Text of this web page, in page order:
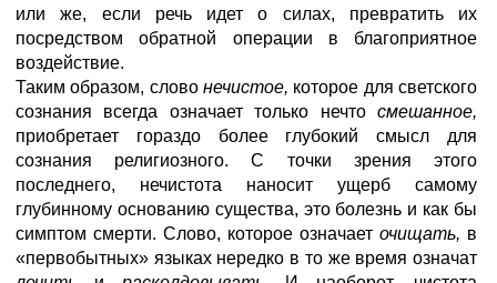
или же, если речь идет о силах, превратить их
посредством обратной операции в благоприятное
воздействие.
Таким образом, слово нечистое, которое для светского
сознания всегда означает только нечто смешанное,
приобретает гораздо более глубокий смысл для
сознания религиозного. С точки зрения этого
последнего, нечистота наносит ущерб самому
глубинному основанию существа, это болезнь и как бы
симптом смерти. Слово, которое означает очищать, в
«первобытных» языках нередко в то же время означат